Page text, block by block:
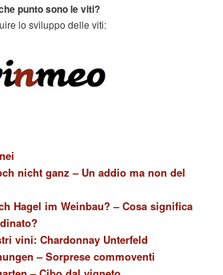
punto sono le viti?
lo sviluppo delle viti:
nicht ganz – Un addio ma non del
Hagel im Weinbau? – Cosa significa
vini: Chardonnay Unterfeld
– Sorprese commoventi